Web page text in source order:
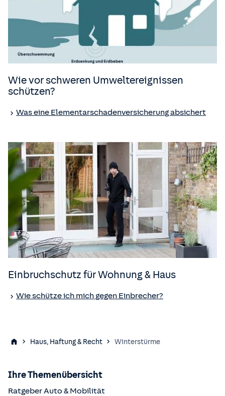
Wie vor schweren Umweltereignissen
schützen?
Was eine Elementar­schaden­versicherung absichert
Einbruchschutz für Wohnung & Haus
Wie schütze ich mich gegen Einbrecher?
Haus, Haftung & Recht Winterstürme
Ihre Themenübersicht
Ratgeber Auto & Mobilität